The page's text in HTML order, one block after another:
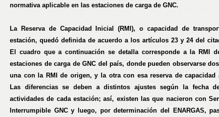
normativa aplicable en las estaciones de carga de GNC.
La Reserva de Capacidad Inicial (RMI), o capacidad de
estación, quedó definida de acuerdo a los artículos 23 y 24 del
El cuadro que a continuación se detalla corresponde a la RMI
estaciones de carga de GNC del país, donde pueden observarse
una con la RMI de origen, y la otra con esa reserva de capacidad
Las diferencias se deben a distintos ajustes según la fecha
actividades de cada estación; así, existen las que nacieron con
Interrumpible GNC y luego, por determinación del ENARGAS,